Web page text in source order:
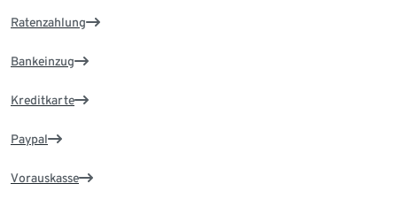
Ratenzahlung
Bankeinzug
Kreditkarte
Paypal
Vorauskasse